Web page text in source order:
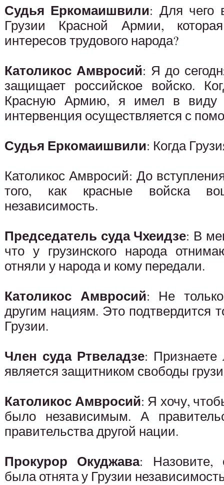
Судья Еркомаишвили: Для чего
Грузии Красной Армии,
интересов трудового народа?
Католикос Амвросий: Я до
защищает российское войско.
Красную Армию, я имел в виду
интервенция осуществляется с
Судья Еркомаишвили: Когда
Католикос Амвросий: До
того, как красные войска
независимость.
Председатель суда Чхеидзе: В
что у грузинского народа
отняли у народа и кому передали.
Католикос Амвросий: Не
другим нациям. Это подтвердится
Грузии.
Член суда Ртвеладзе: Признаете
является защитником свободы
Католикос Амвросий: Я хочу,
было независимым. А
правительства другой нации.
Прокурор Окуджава: Назовите,
была отнята у Грузии